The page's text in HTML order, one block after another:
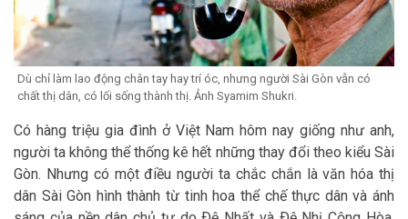
Dù chỉ làm lao động chân tay hay trí óc, nhưng người Sài Gòn vẫn có
chất thị dân, có lối sống thành thị. Ảnh Syamim Shukri.
Có hàng triệu gia đình ở Việt Nam hôm nay giống như anh,
người ta không thể thống kê hết những thay đổi theo kiểu Sài
Gòn. Nhưng có một điều người ta chắc chắn là văn hóa thị
dân Sài Gòn hình thành từ tinh hoa thể chế thực dân và ánh